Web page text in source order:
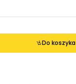
Do koszyka